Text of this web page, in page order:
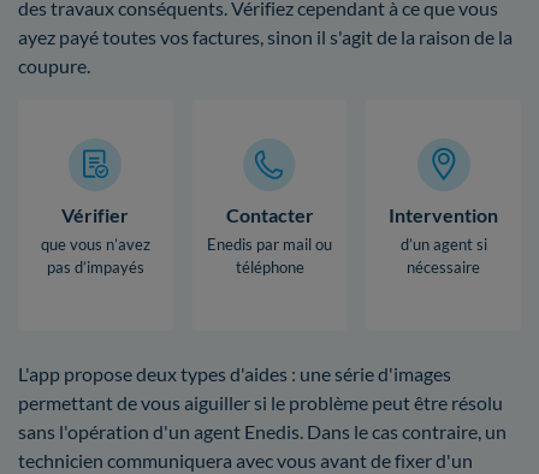
des travaux conséquents. Vérifiez cependant à ce que vous
ayez payé toutes vos factures, sinon il s'agit de la raison de la
coupure.
Vérifier
que vous n’avez
pas d’impayés
Contacter
Enedis par mail ou
téléphone
Intervention
d’un agent si
nécessaire
L'app propose deux types d'aides : une série d'images
permettant de vous aiguiller si le problème peut être résolu
sans l'opération d'un agent Enedis. Dans le cas contraire, un
technicien communiquera avec vous avant de fixer d'un